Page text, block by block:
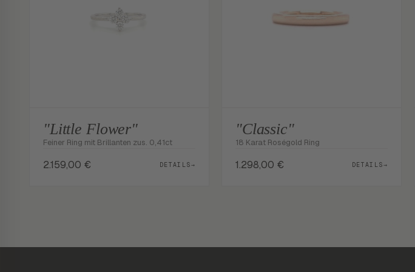
"Little Flower"
Feiner Ring mit Brillanten zus. 0,41ct
2.159,00 € DETAILS→
"Classic"
18 Karat Roségold Ring
1.298,00 € DETAILS→